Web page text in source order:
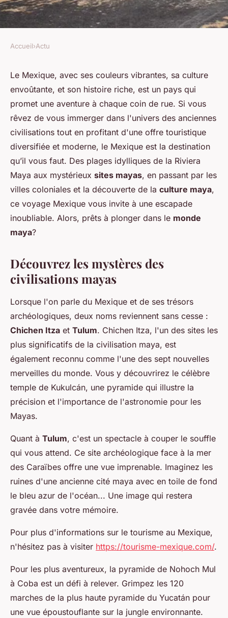
Le tourisme au Mexique :
Entrez dans l'univers magique
des sites mayas
Pauline•16 juin 2024• 2 min de lecture
Accueil›Actu
Le Mexique, avec ses couleurs vibrantes, sa culture
envoûtante, et son histoire riche, est un pays qui
promet une aventure à chaque coin de rue. Si vous
rêvez de vous immerger dans l'univers des anciennes
civilisations tout en profitant d'une offre touristique
diversifiée et moderne, le Mexique est la destination
qu’il vous faut. Des plages idylliques de la Riviera
Maya aux mystérieux sites mayas, en passant par les
villes coloniales et la découverte de la culture maya,
ce voyage Mexique vous invite à une escapade
inoubliable. Alors, prêts à plonger dans le monde
maya?
Découvrez les mystères des
civilisations mayas
Lorsque l'on parle du Mexique et de ses trésors
archéologiques, deux noms reviennent sans cesse :
Chichen Itza et Tulum. Chichen Itza, l'un des sites les
plus significatifs de la civilisation maya, est
également reconnu comme l'une des sept nouvelles
merveilles du monde. Vous y découvrirez le célèbre
temple de Kukulcán, une pyramide qui illustre la
précision et l'importance de l'astronomie pour les
Mayas.
Quant à Tulum, c'est un spectacle à couper le souffle
qui vous attend. Ce site archéologique face à la mer
des Caraïbes offre une vue imprenable. Imaginez les
ruines d'une ancienne cité maya avec en toile de fond
le bleu azur de l'océan... Une image qui restera
gravée dans votre mémoire.
Pour plus d'informations sur le tourisme au Mexique,
n'hésitez pas à visiter https://tourisme-mexique.com/.
Pour les plus aventureux, la pyramide de Nohoch Mul
à Coba est un défi à relever. Grimpez les 120
marches de la plus haute pyramide du Yucatán pour
une vue époustouflante sur la jungle environnante.